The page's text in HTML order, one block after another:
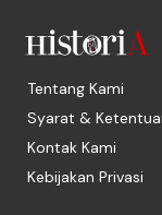
Tentang Kami
Syarat &
Kontak Kami
Kebijakan Privasi